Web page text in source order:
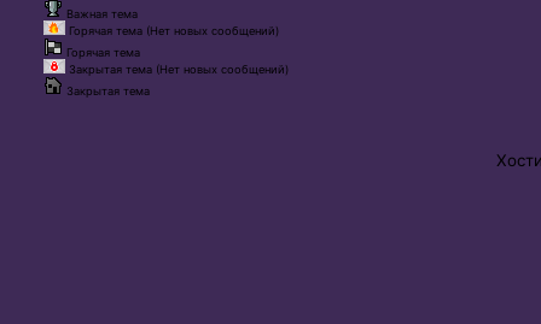
Важная тема
Горячая тема (Нет новых сообщений)
Горячая тема
Закрытая тема (Нет новых сообщений)
Закрытая тема